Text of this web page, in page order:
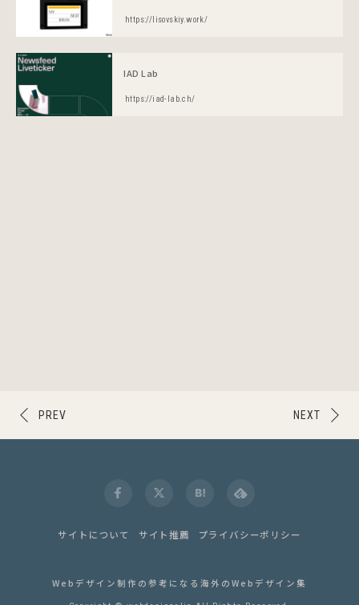
https://lisovskiy.work/
IAD Lab
https://iad-lab.ch/
NEXT
PREV
サイトについて サイト推薦 プライバシーポリシー
Webデザイン制作の参考になる海外のWebデザイン集